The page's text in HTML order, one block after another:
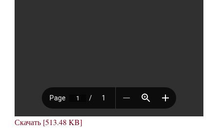
Скачать [513.48 KB]